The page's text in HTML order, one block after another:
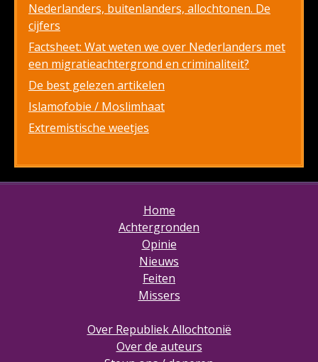
Nederlanders, buitenlanders, allochtonen. De
cijfers
Factsheet: Wat weten we over Nederlanders met
een migratieachtergrond en criminaliteit?
De best gelezen artikelen
Islamofobie / Moslimhaat
Extremistische weetjes
Home
Achtergronden
Opinie
Nieuws
Feiten
Missers
Over Republiek Allochtonië
Over de auteurs